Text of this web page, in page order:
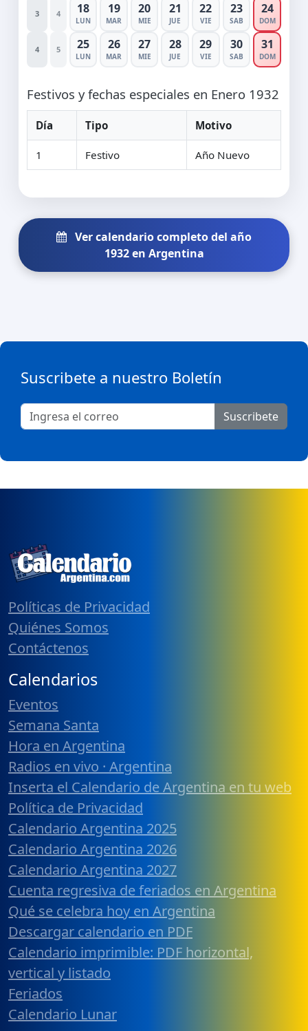
3 4 18
LUN
19
MAR
20
MIE
21
JUE
22
VIE
23
SAB
24
DOM
4 5 25
LUN
26
MAR
27
MIE
28
JUE
29
VIE
30
SAB
31
DOM
Festivos y fechas especiales en Enero 1932
Día Tipo Motivo
1 Festivo Año Nuevo
Ver calendario completo del año
1932 en Argentina
Suscribete a nuestro Boletín
Suscribete
Políticas de Privacidad
Quiénes Somos
Contáctenos
Calendarios
Eventos
Semana Santa
Hora en Argentina
Radios en vivo · Argentina
Inserta el Calendario de Argentina en tu web
Política de Privacidad
Calendario Argentina 2025
Calendario Argentina 2026
Calendario Argentina 2027
Cuenta regresiva de feriados en Argentina
Qué se celebra hoy en Argentina
Descargar calendario en PDF
Calendario imprimible: PDF horizontal,
vertical y listado
Feriados
Calendario Lunar